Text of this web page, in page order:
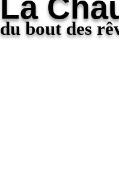
La
du bout des